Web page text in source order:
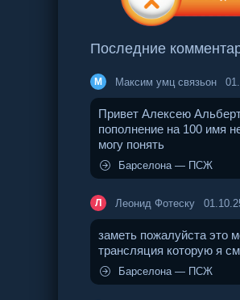
Последние
М Максим умц связьон
Привет Алексею
пополнение на 100 имя
могу понять
Барселона — ПСЖ
Л Леонид Фотеску
заметь пожалуйста это
трансляция которую я
Барселона — ПСЖ